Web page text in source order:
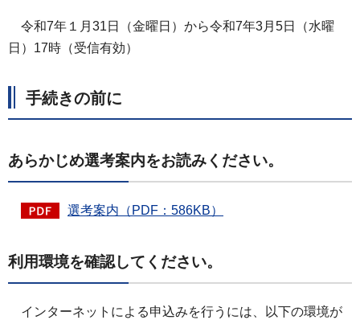
令和7年１月31日（金曜日）から令和7年3月5日（水曜
日）17時（受信有効）
手続きの前に
あらかじめ選考案内をお読みください。
選考案内（PDF：586KB）
利用環境を確認してください。
インターネットによる申込みを行うには、以下の環境が